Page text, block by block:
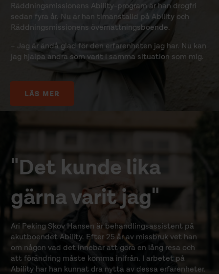
Räddningsmissionens Ability-program är han drogfri
sedan fyra år. Nu är han timanställd på Ability och
Räddningsmissionens övernattningsboende.
– Jag är ändå glad för den erfarenheten jag har. Nu kan
jag hjälpa andra som varit i samma situation som mig.
LÄS MER
"Det kunde lika
gärna varit jag"
Ari Peking Skov Hansen är behandlingsassistent på
akutboendet Ability. Efter 25 år av missbruk vet han
om någon vad det innebär att göra en lång resa och
att förändring måste komma inifrån. I arbetet på
Ability har han kunnat dra nytta av dessa erfarenheter.